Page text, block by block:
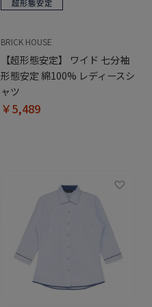
BRICK HOUSE
【超形態安定】 ワイド 七分袖
形態安定 綿100% レディースシ
ャツ
￥5,489